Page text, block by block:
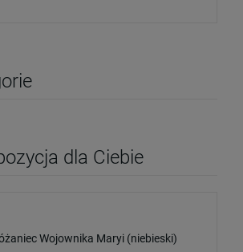
dla Ciebie
Wojownika Maryi (niebieski)